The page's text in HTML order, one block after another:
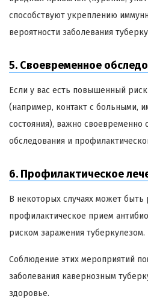
способствуют укреплению
вероятности заболевания
5. Своевременное
Если у вас есть повышенный
(например, контакт с больными,
состояния), важно своевременно
обследования и
6. Профилактическое
В некоторых случаях может быть
профилактическое прием
риском заражения туберкулезом.
Соблюдение этих мероприятий
заболевания кавернозным
здоровье.